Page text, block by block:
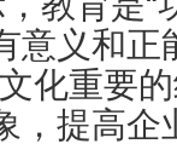
意义和
化重要
，提高